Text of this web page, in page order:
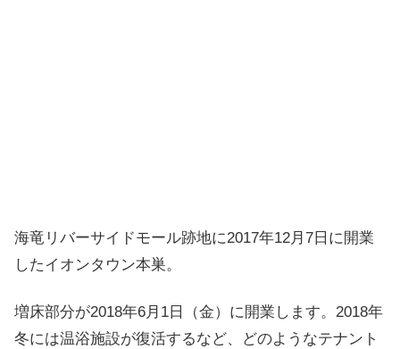
海竜リバーサイドモール跡地に2017年12月7日に開業
したイオンタウン本巣。
増床部分が2018年6月1日（金）に開業します。2018年
冬には温浴施設が復活するなど、どのようなテナント